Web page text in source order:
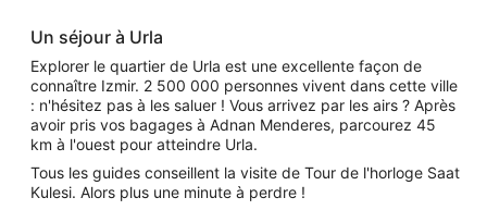
Un séjour à Urla
Explorer le quartier de Urla est une excellente façon de
connaître Izmir. 2 500 000 personnes vivent dans cette ville
: n'hésitez pas à les saluer ! Vous arrivez par les airs ? Après
avoir pris vos bagages à Adnan Menderes, parcourez 45
km à l'ouest pour atteindre Urla.
Tous les guides conseillent la visite de Tour de l'horloge Saat
Kulesi. Alors plus une minute à perdre !